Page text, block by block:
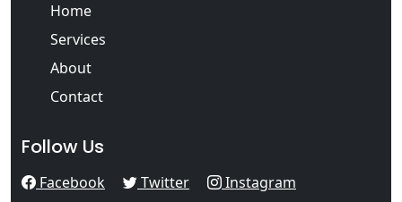
Home
Services
About
Contact
Follow Us
Facebook Twitter Instagram